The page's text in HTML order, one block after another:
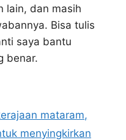
lain, dan masih
Bisa tulis
saya bantu
benar.
mataram,
menyingkirkan